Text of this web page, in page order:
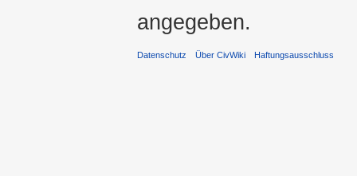
angegeben.
Datenschutz Über CivWiki Haftungsausschluss